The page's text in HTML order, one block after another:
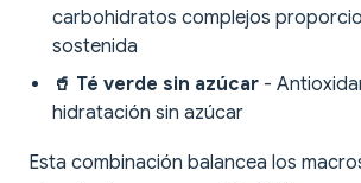
carbohidratos complejos
sostenida
🥤 Té verde sin azúcar -
hidratación sin azúcar
Esta combinación balancea los